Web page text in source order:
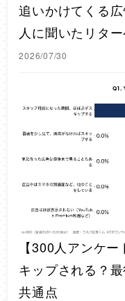
追いかけてくる
人に聞いたリタ
2026/07/30
【300人アンケ
キップされる？
共通点